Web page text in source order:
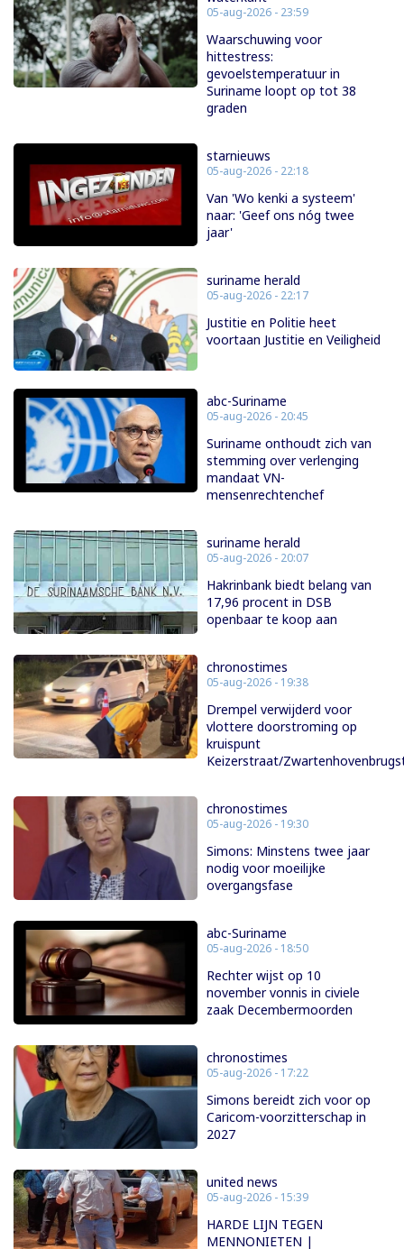
05-aug-2026 - 23:59
Waarschuwing voor
hittestress:
gevoelstemperatuur in
Suriname loopt op tot 38
graden
starnieuws
05-aug-2026 - 22:18
Van 'Wo kenki a systeem'
naar: 'Geef ons nóg twee
jaar'
suriname herald
05-aug-2026 - 22:17
Justitie en Politie heet
voortaan Justitie en Veiligheid
abc-Suriname
05-aug-2026 - 20:45
Suriname onthoudt zich van
stemming over verlenging
mandaat VN-
mensenrechtenchef
suriname herald
05-aug-2026 - 20:07
Hakrinbank biedt belang van
17,96 procent in DSB
openbaar te koop aan
chronostimes
05-aug-2026 - 19:38
Drempel verwijderd voor
vlottere doorstroming op
kruispunt
Keizerstraat/
chronostimes
05-aug-2026 - 19:30
Simons: Minstens twee jaar
nodig voor moeilijke
overgangsfase
abc-Suriname
05-aug-2026 - 18:50
Rechter wijst op 10
november vonnis in civiele
zaak Decembermoorden
chronostimes
05-aug-2026 - 17:22
Simons bereidt zich voor op
Caricom-voorzitterschap in
2027
united news
05-aug-2026 - 15:39
HARDE LIJN TEGEN
MENNONIETEN |